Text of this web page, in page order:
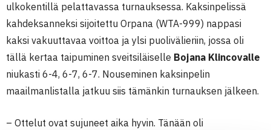
ulkokentillä pelattavassa turnauksessa. Kaksinpelissä
kahdeksanneksi sijoitettu Orpana (WTA-999) nappasi
kaksi vakuuttavaa voittoa ja ylsi puolivälieriin, jossa oli
tällä kertaa taipuminen sveitsiläiselle Bojana Klincovalle
niukasti 6-4, 6-7, 6-7. Nouseminen kaksinpelin
maailmanlistalla jatkuu siis tämänkin turnauksen jälkeen.
– Ottelut ovat sujuneet aika hyvin. Tänään oli